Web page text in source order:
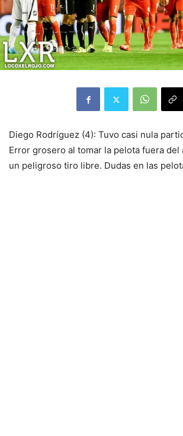
Diego Rodríguez (4): Tuvo casi nula
Error grosero al tomar la pelota fuera del
un peligroso tiro libre. Dudas en las